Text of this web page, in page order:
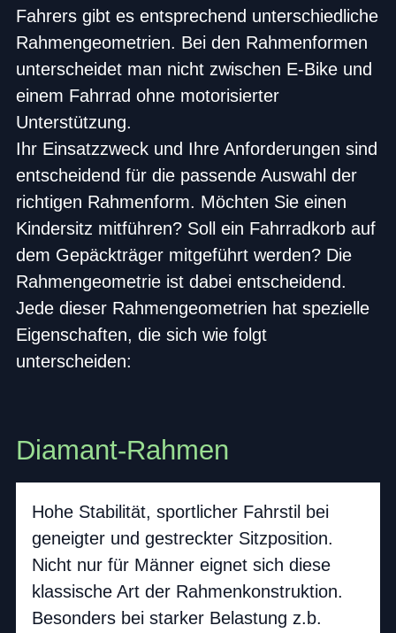
Fahrers gibt es entsprechend unterschiedliche
Rahmengeometrien. Bei den Rahmenformen
unterscheidet man nicht zwischen E-Bike und
einem Fahrrad ohne motorisierter
Unterstützung.
Ihr Einsatzzweck und Ihre Anforderungen sind
entscheidend für die passende Auswahl der
richtigen Rahmenform. Möchten Sie einen
Kindersitz mitführen? Soll ein Fahrradkorb auf
dem Gepäckträger mitgeführt werden? Die
Rahmengeometrie ist dabei entscheidend.
Jede dieser Rahmengeometrien hat spezielle
Eigenschaften, die sich wie folgt
unterscheiden:
Diamant-Rahmen
Hohe Stabilität, sportlicher Fahrstil bei
geneigter und gestreckter Sitzposition.
Nicht nur für Männer eignet sich diese
klassische Art der Rahmenkonstruktion.
Besonders bei starker Belastung z.b.